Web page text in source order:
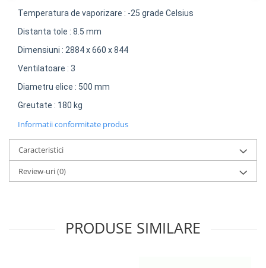
Temperatura de vaporizare : -25 grade Celsius
Distanta tole : 8.5 mm
Dimensiuni : 2884 x 660 x 844
Ventilatoare : 3
Diametru elice : 500 mm
Greutate : 180 kg
Informatii conformitate produs
Caracteristici
Review-uri(0)
PRODUSE SIMILARE